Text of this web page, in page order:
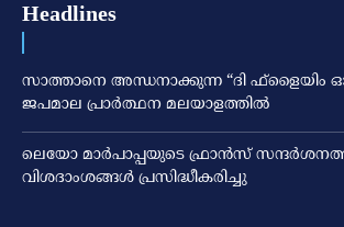
Headlines
സാത്താനെ അന്ധനാക്കുന്ന “ദി ഫ്‌ളൈയിം
ജപമാല പ്രാർത്ഥന മലയാളത്തിൽ
ലെയോ മാര്‍പാപ്പയുടെ ഫ്രാന്‍സ്
വിശദാംശങ്ങള്‍ പ്രസിദ്ധീകരിച്ചു